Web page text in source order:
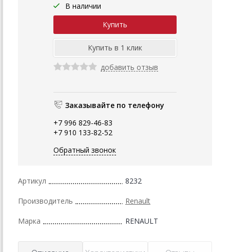
В наличии
добавить отзыв
Заказывайте по телефону
+7 996 829-46-83
+7 910 133-82-52
Обратный звонок
Артикул 8232
Производитель Renault
Марка RENAULT